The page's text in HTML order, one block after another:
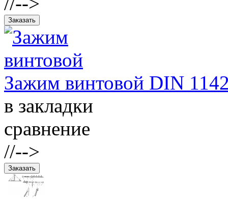
Зажим винтовой DIN
в закладки
сравнение
//-->